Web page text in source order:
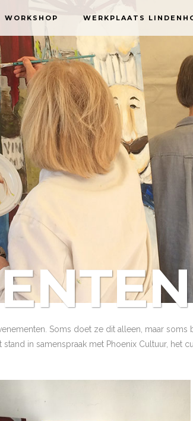
WORKSHOP WERKPLAATS
Soms doet ze dit alleen, maar
in samenspraak met Phoenix Cultuur, het